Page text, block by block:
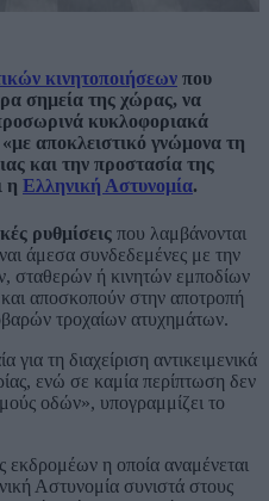
κινητοποιήσεων που
σημεία της χώρας, να
κυκλοφοριακά
αποκλειστικό γνώμονα τη
και την προστασία της
η Ελληνική Αστυνομία.
ρυθμίσεις που λαμβάνονται
άμεσα συνδεδεμένες με την
σταθερών ή κινητών εμποδίων
αποσκοπούν στην αποτροπή
τροχαίων ατυχημάτων.
για τη διαχείριση αντικειμενικά
ενώ σε καμία περίπτωση δεν
οδών», υπογραμμίζει το
εκδρομέων η οποία αναμένεται
Αστυνομία συνιστά στους